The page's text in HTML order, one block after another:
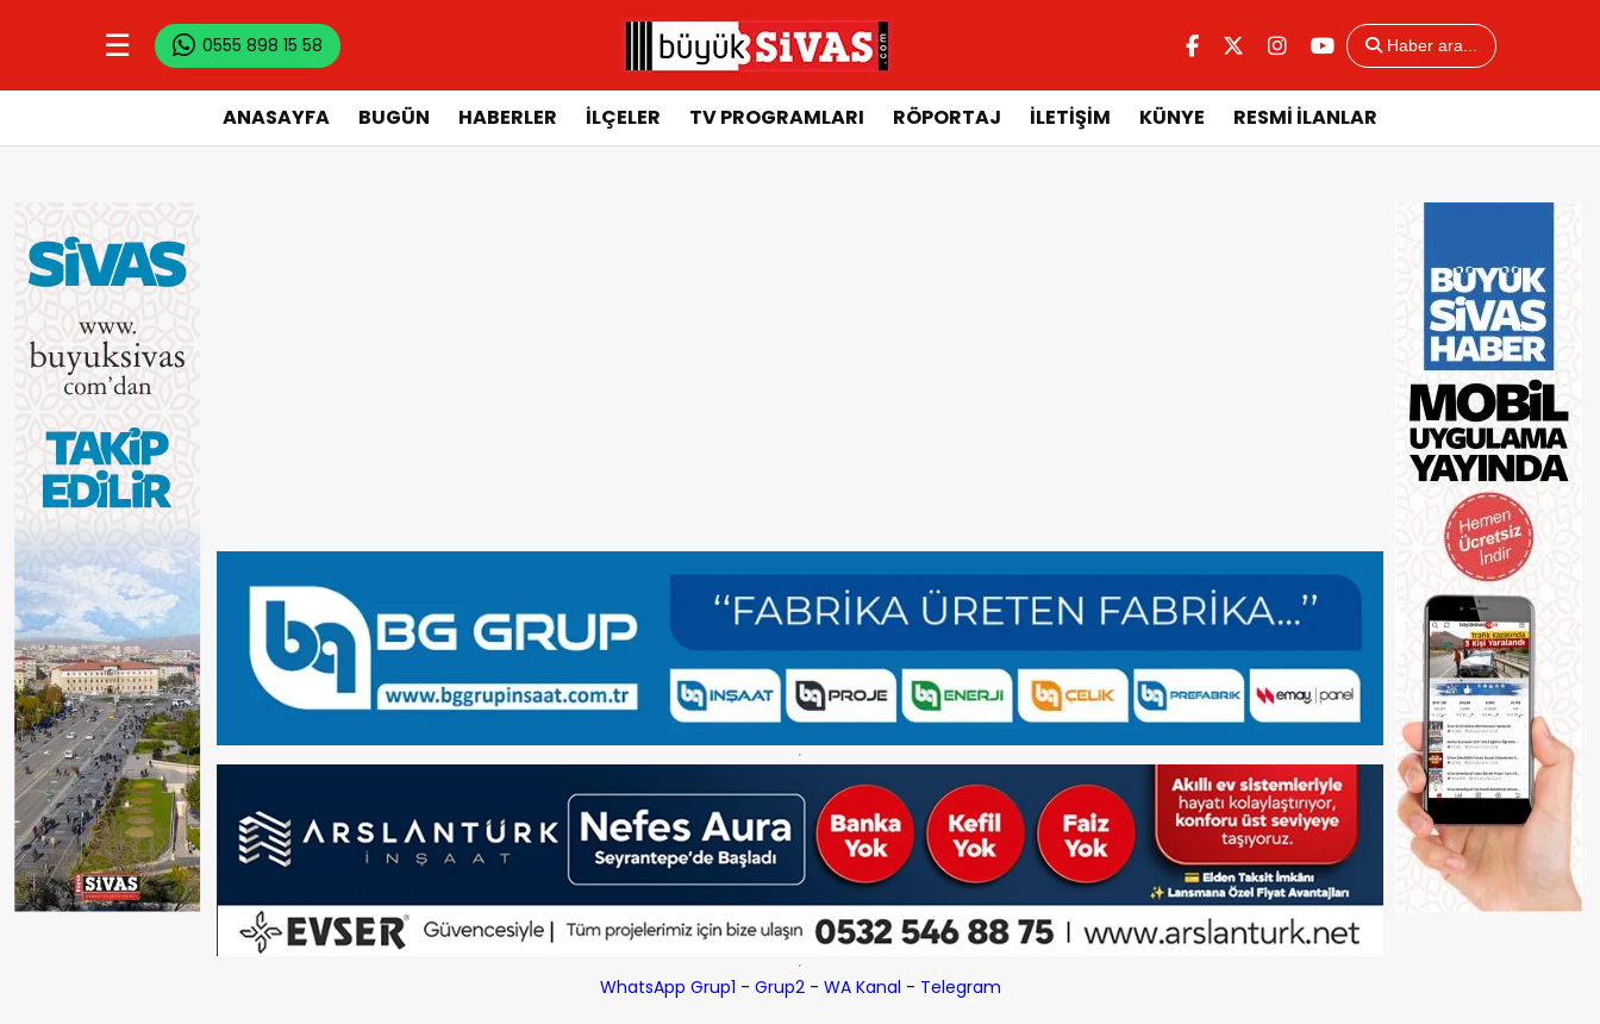
☰ 0555 898 15 58 Haber ara...
ANASAYFA BUGÜN HABERLER İLÇELER TV PROGRAMLARI RÖPORTAJ İLETİŞİM KÜNYE RESMİ İLANLAR
WhatsApp Grup1 - Grup2- WA Kanal - Telegram